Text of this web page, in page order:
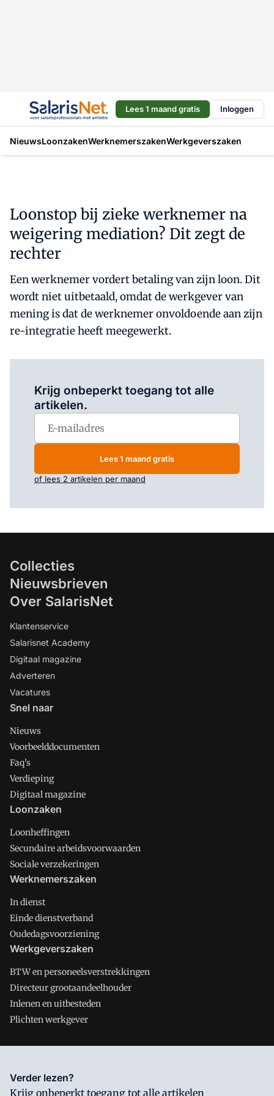
Lees 1 maand gratis Inloggen
NieuwsLoonzakenWerknemerszakenWerkgeverszaken
Loonstop bij zieke werknemer na
weigering mediation? Dit zegt de
rechter
Een werknemer vordert betaling van zijn loon. Dit
wordt niet uitbetaald, omdat de werkgever van
mening is dat de werknemer onvoldoende aan zijn
re-integratie heeft meegewerkt.
Krijg onbeperkt toegang tot alle
artikelen.
Lees 1 maand gratis
of lees 2 artikelen per maand
Collecties
Nieuwsbrieven
Over SalarisNet
Klantenservice
Salarisnet Academy
Digitaal magazine
Adverteren
Vacatures
Snel naar
Nieuws
Voorbeelddocumenten
Faq's
Verdieping
Digitaal magazine
Loonzaken
Loonheffingen
Secundaire arbeidsvoorwaarden
Sociale verzekeringen
Werknemerszaken
In dienst
Einde dienstverband
Oudedagsvoorziening
Werkgeverszaken
BTW en personeelsverstrekkingen
Directeur grootaandeelhouder
Inlenen en uitbesteden
Plichten werkgever
Salarisnet is onderdeel van VMN media. Lees in
waar VMN media voor staat. Op gebruik van deze site zijn de
Verder lezen?
Krijg onbeperkt toegang tot alle artikelen